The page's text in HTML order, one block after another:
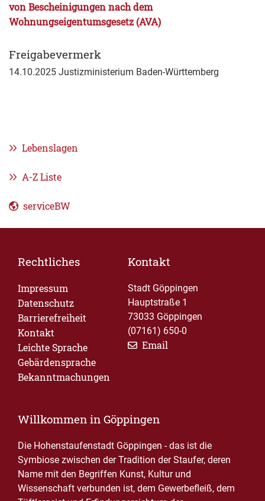
von Bescheinigungen nach dem
Wohnungseigentumsgesetz (AVA)
Freigabevermerk
14.10.2025 Justizministerium Baden-Württemberg
Lebenslagen
A-Z Liste
serviceBW
Rechtliches
Impressum
Datenschutz
Barrierefreiheit
Kontakt
Leichte Sprache
Gebärdensprache
Bekanntmachungen
Kontakt
Stadt Göppingen
Hauptstraße 1
73033 Göppingen
(07161) 650-0
Email
Willkommen in Göppingen
Die Hohenstaufenstadt Göppingen - das ist die
Symbiose zwischen der Tradition der Staufer, deren
Name mit den Begriffen Kunst, Kultur und
Wissenschaft verbunden ist, dem Gewerbefleiß, dem